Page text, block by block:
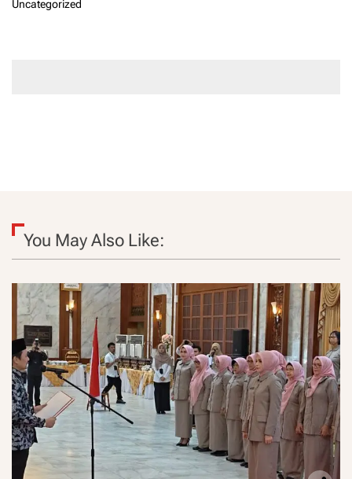
Uncategorized
You May Also Like: